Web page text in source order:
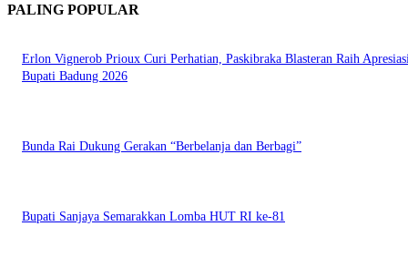
PALING POPULAR
Erlon Vignerob Prioux Curi Perhatian, Paskibraka Blasteran Raih
Bupati Badung 2026
Bunda Rai Dukung Gerakan “Berbelanja dan Berbagi”
Bupati Sanjaya Semarakkan Lomba HUT RI ke-81